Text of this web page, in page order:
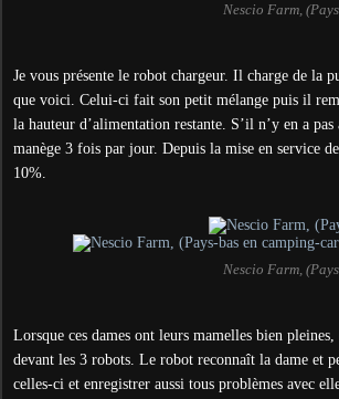
Nescio Farm,
Je vous présente le robot chargeur. Il charge de la
que voici. Celui-ci fait son petit mélange puis il
la hauteur d’alimentation restante. S’il n’y en a
manège 3 fois par jour. Depuis la mise en service
10%.
Nescio Farm,
Lorsque ces dames ont leurs mamelles bien
devant les 3 robots. Le robot reconnaît la dame et
celles-ci et enregistrer aussi tous problèmes avec